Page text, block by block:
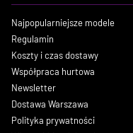
Najpopularniejsze modele
Regulamin
Koszty i czas dostawy
Współpraca hurtowa
Newsletter
Dostawa Warszawa
Polityka prywatności